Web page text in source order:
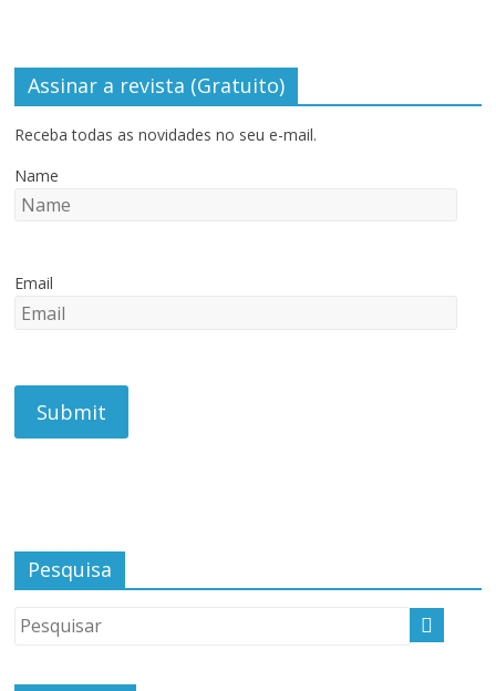
Assinar a revista (Gratuito)
Receba todas as novidades no seu e-mail.
Name
Email
Pesquisa